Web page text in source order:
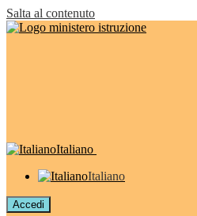
Salta al contenuto
Italiano
Italiano
Accedi